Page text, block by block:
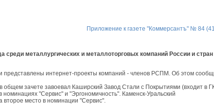
Приложение к газете "Коммерсантъ" № 84
среди металлургических и металлоторговых компаний России и стран
представлены интернет-проекты компаний - членов РСПМ. Об этом
общем зачете завоевал Каширский Завод Стали с Покрытиями (входит в
"Сервис" и "Эргономичность". Каменск-Уральский
второе место в номинации "Сервис".